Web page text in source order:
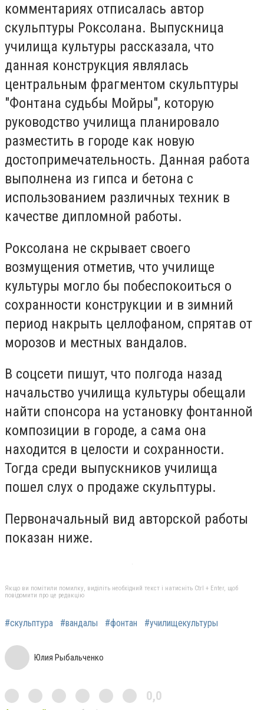
комментариях отписалась автор
скульптуры Роксолана. Выпускница
училища культуры рассказала, что
данная конструкция являлась
центральным фрагментом скульптуры
"Фонтана судьбы Мойры", которую
руководство училища планировало
разместить в городе как новую
достопримечательность. Данная работа
выполнена из гипса и бетона с
использованием различных техник в
качестве дипломной работы.
Роксолана не скрывает своего
возмущения отметив, что училище
культуры могло бы побеспокоиться о
сохранности конструкции и в зимний
период накрыть целлофаном, спрятав от
морозов и местных вандалов.
В соцсети пишут, что полгода назад
начальство училища культуры обещали
найти спонсора на установку фонтанной
композиции в городе, а сама она
находится в целости и сохранности.
Тогда среди выпускников училища
пошел слух о продаже скульптуры.
Первоначальный вид авторской работы
показан ниже.
Якщо ви помітили помилку, виділіть необхідний текст і натисніть Ctrl + Enter, щоб
повідомити про це редакцію
#скульптура #вандалы #фонтан #училищекультуры
Юлия Рыбальченко
0,0